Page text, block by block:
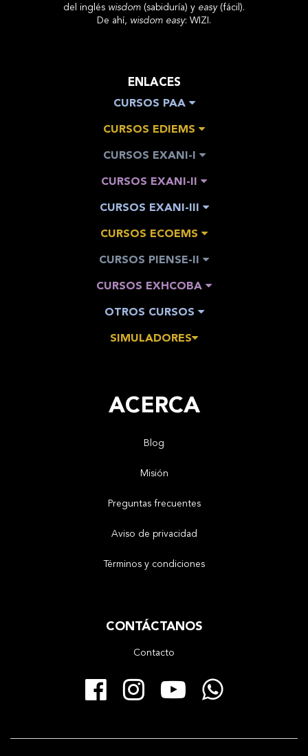
del inglés wisdom (sabiduría) y easy(fácil).
De ahí, wisdom easy: WIZI.
ENLACES
CURSOS PAA
CURSOS EDIEMS
CURSOS EXANI-I
CURSOS EXANI-II
CURSOS EXANI-III
CURSOS ECOEMS
CURSOS PIENSE-II
CURSOS EXHCOBA
OTROS CURSOS
SIMULADORES
ACERCA
Blog
Misión
Preguntas frecuentes
Aviso de privacidad
Términos y condiciones
CONTÁCTANOS
Contacto
Facebook
Instagram
YouTube